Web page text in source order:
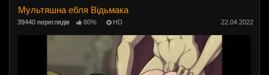
Мультяшна ебля Відьмака
39440 переглядів 80% HD 22.04.2022